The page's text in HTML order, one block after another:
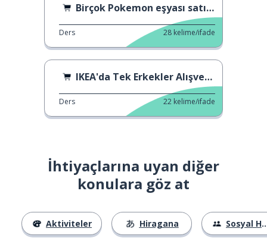
Birçok Pokemon eşyası satın alma
Ders 28 kelime/ifade
IKEA'da Tek Erkekler Alışverişte
Ders 22 kelime/ifade
İhtiyaçlarına uyan diğer
konulara göz at
Aktiviteler Hiragana Sosyal Hayat